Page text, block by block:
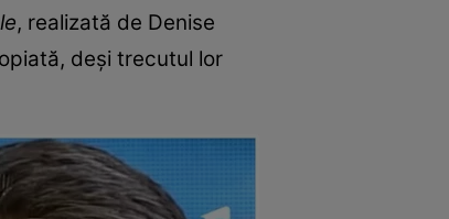
, realizată de Denise
deși trecutul lor